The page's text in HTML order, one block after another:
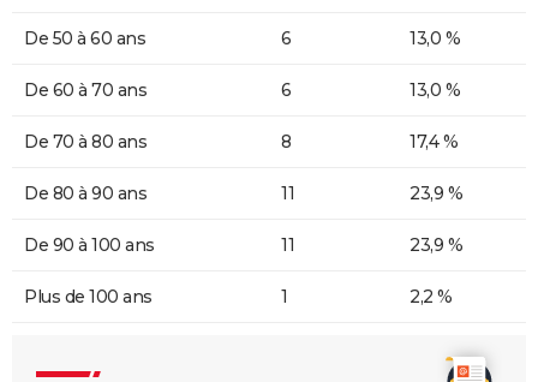
De 50 à 60 ans 6 13,0 %
De 60 à 70 ans 6 13,0 %
De 70 à 80 ans 8 17,4 %
De 80 à 90 ans 11 23,9 %
De 90 à 100 ans 11 23,9 %
Plus de 100 ans 1 2,2 %